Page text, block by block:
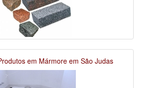
em Mármore em São Judas